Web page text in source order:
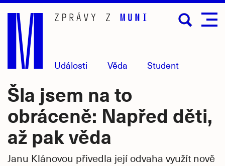
Přejít
hlavní
obsah
Události Věda Student
Šla jsem na to
obráceně: Napřed děti,
až pak věda
Janu Klánovou přivedla její odvaha využít nově